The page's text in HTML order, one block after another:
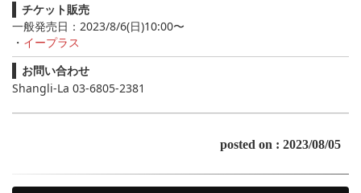
チケット販売
一般発売日：2023/8/6(日)10:00〜
・ イープラス
お問い合わせ
Shangli-La 03-6805-2381
posted on : 2023/08/05